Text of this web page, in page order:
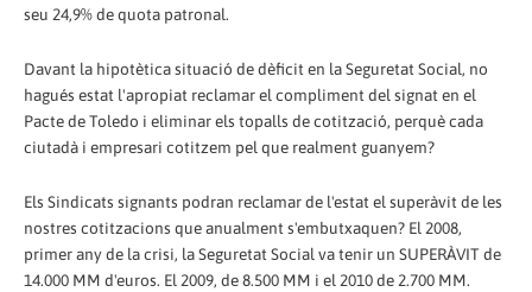
seu 24,9% de quota patronal.
Davant la hipotètica situació de dèficit en la Seguretat Social, no
hagués estat l'apropiat reclamar el compliment del signat en el
Pacte de Toledo i eliminar els topalls de cotització, perquè cada
ciutadà i empresari cotitzem pel que realment guanyem?
Els Sindicats signants podran reclamar de l'estat el superàvit de les
nostres cotitzacions que anualment s'embutxaquen? El 2008,
primer any de la crisi, la Seguretat Social va tenir un SUPERÀVIT de
14.000 MM d'euros. El 2009, de 8.500 MM i el 2010 de 2.700 MM.